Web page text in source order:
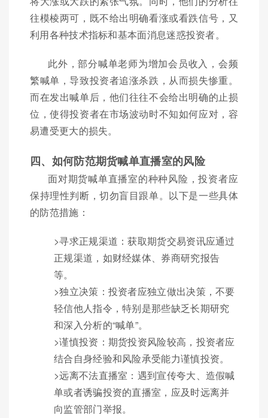
往模棱两可，既不给出明确看涨或看跌信号，又
利用各种技术指标和基本面消息迷惑投资者。
此外，部分喊单老师为增加会员收入，会频
繁喊单，导致投资者追涨杀跌，从而损失惨重。
而在发出喊单后，他们往往不会给出明确的止损
位，使得投资者在市场波动时不知如何应对，容
易遭受更大的损失。
四、如何防范期货喊单直播室的风险
面对期货喊单直播室的种种风险，投资者应
保持理性判断，切勿盲目跟单。以下是一些具体
的防范措施：
>寻求正规渠道：获取期货交易资讯应通过
正规渠道，如财经媒体、券商研究报告
等。
>独立决策：投资者应独立做出决策，不要
轻信他人指令，特别是那些缺乏长期研究
和深入分析的“喊单”。
>谨慎投资：期货投资风险较高，投资者应
结合自身经验和风险承受能力谨慎投资。
>远离不法直播室：遇到宣传夸大、造假喊
单或者诱骗投资的直播室，应及时远离并
向监管部门举报。